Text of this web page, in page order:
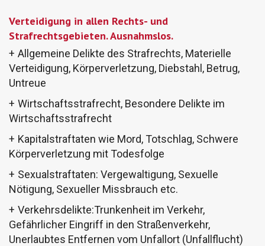
Verteidigung in allen Rechts- und
Strafrechtsgebieten. Ausnahmslos.
Allgemeine Delikte des Strafrechts, Materielle
Verteidigung, Körperverletzung, Diebstahl, Betrug,
Untreue
Wirtschaftsstrafrecht, Besondere Delikte im
Wirtschaftsstrafrecht
Kapitalstraftaten wie Mord, Totschlag, Schwere
Körperverletzung mit Todesfolge
Sexualstraftaten: Vergewaltigung, Sexuelle
Nötigung, Sexueller Missbrauch etc.
Verkehrsdelikte:Trunkenheit im Verkehr,
Gefährlicher Eingriff in den Straßenverkehr,
Unerlaubtes Entfernen vom Unfallort (Unfallflucht)